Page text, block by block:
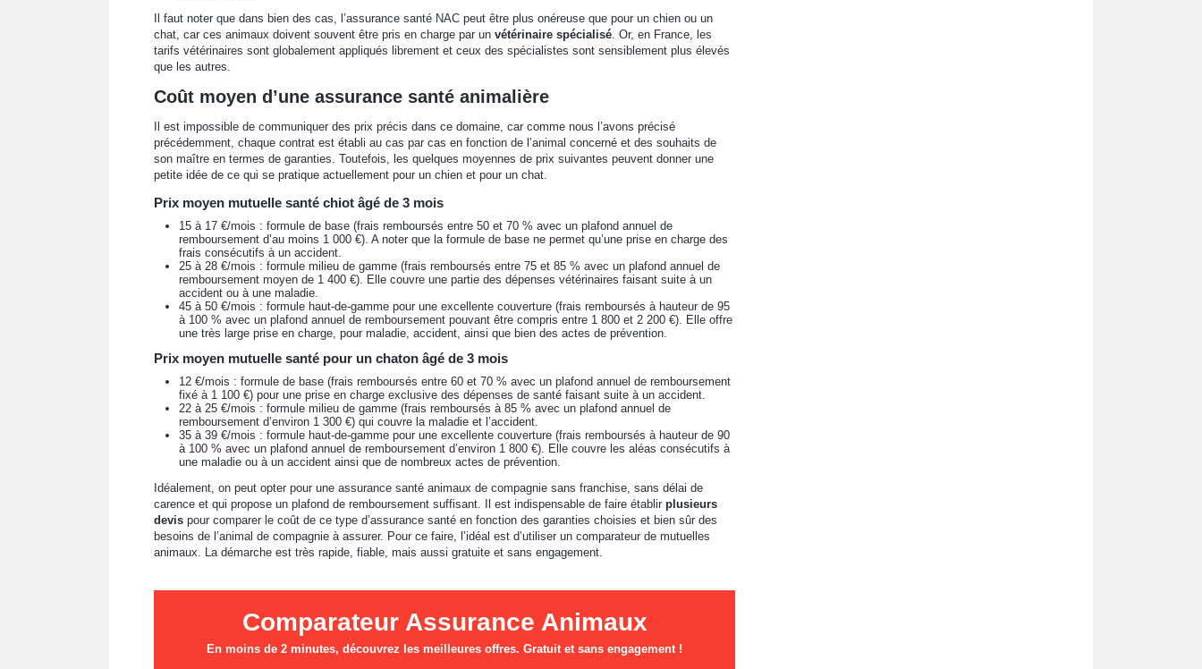
Il faut noter que dans bien des cas, l’assurance santé NAC peut être plus onéreuse que pour un chien ou un
chat, car ces animaux doivent souvent être pris en charge par un vétérinaire spécialisé. Or, en France, les
tarifs vétérinaires sont globalement appliqués librement et ceux des spécialistes sont sensiblement plus élevés
que les autres.
Coût moyen d’une assurance santé animalière
Il est impossible de communiquer des prix précis dans ce domaine, car comme nous l’avons précisé
précédemment, chaque contrat est établi au cas par cas en fonction de l’animal concerné et des souhaits de
son maître en termes de garanties. Toutefois, les quelques moyennes de prix suivantes peuvent donner une
petite idée de ce qui se pratique actuellement pour un chien et pour un chat.
Prix moyen mutuelle santé chiot âgé de 3 mois
15 à 17 €/mois : formule de base (frais remboursés entre 50 et 70 % avec un plafond annuel de
remboursement d’au moins 1 000 €). A noter que la formule de base ne permet qu’une prise en charge des
frais consécutifs à un accident.
25 à 28 €/mois : formule milieu de gamme (frais remboursés entre 75 et 85 % avec un plafond annuel de
remboursement moyen de 1 400 €). Elle couvre une partie des dépenses vétérinaires faisant suite à un
accident ou à une maladie.
45 à 50 €/mois : formule haut-de-gamme pour une excellente couverture (frais remboursés à hauteur de 95
à 100 % avec un plafond annuel de remboursement pouvant être compris entre 1 800 et 2 200 €). Elle offre
une très large prise en charge, pour maladie, accident, ainsi que bien des actes de prévention.
Prix moyen mutuelle santé pour un chaton âgé de 3 mois
12 €/mois : formule de base (frais remboursés entre 60 et 70 % avec un plafond annuel de remboursement
fixé à 1 100 €) pour une prise en charge exclusive des dépenses de santé faisant suite à un accident.
22 à 25 €/mois : formule milieu de gamme (frais remboursés à 85 % avec un plafond annuel de
remboursement d’environ 1 300 €) qui couvre la maladie et l’accident.
35 à 39 €/mois : formule haut-de-gamme pour une excellente couverture (frais remboursés à hauteur de 90
à 100 % avec un plafond annuel de remboursement d’environ 1 800 €). Elle couvre les aléas consécutifs à
une maladie ou à un accident ainsi que de nombreux actes de prévention.
Idéalement, on peut opter pour une assurance santé animaux de compagnie sans franchise, sans délai de
carence et qui propose un plafond de remboursement suffisant. Il est indispensable de faire établir plusieurs
devis pour comparer le coût de ce type d’assurance santé en fonction des garanties choisies et bien sûr des
besoins de l’animal de compagnie à assurer. Pour ce faire, l’idéal est d’utiliser un comparateur de mutuelles
animaux. La démarche est très rapide, fiable, mais aussi gratuite et sans engagement.
Comparateur Assurance Animaux
En moins de 2 minutes, découvrez les meilleures offres. Gratuit et sans engagement !